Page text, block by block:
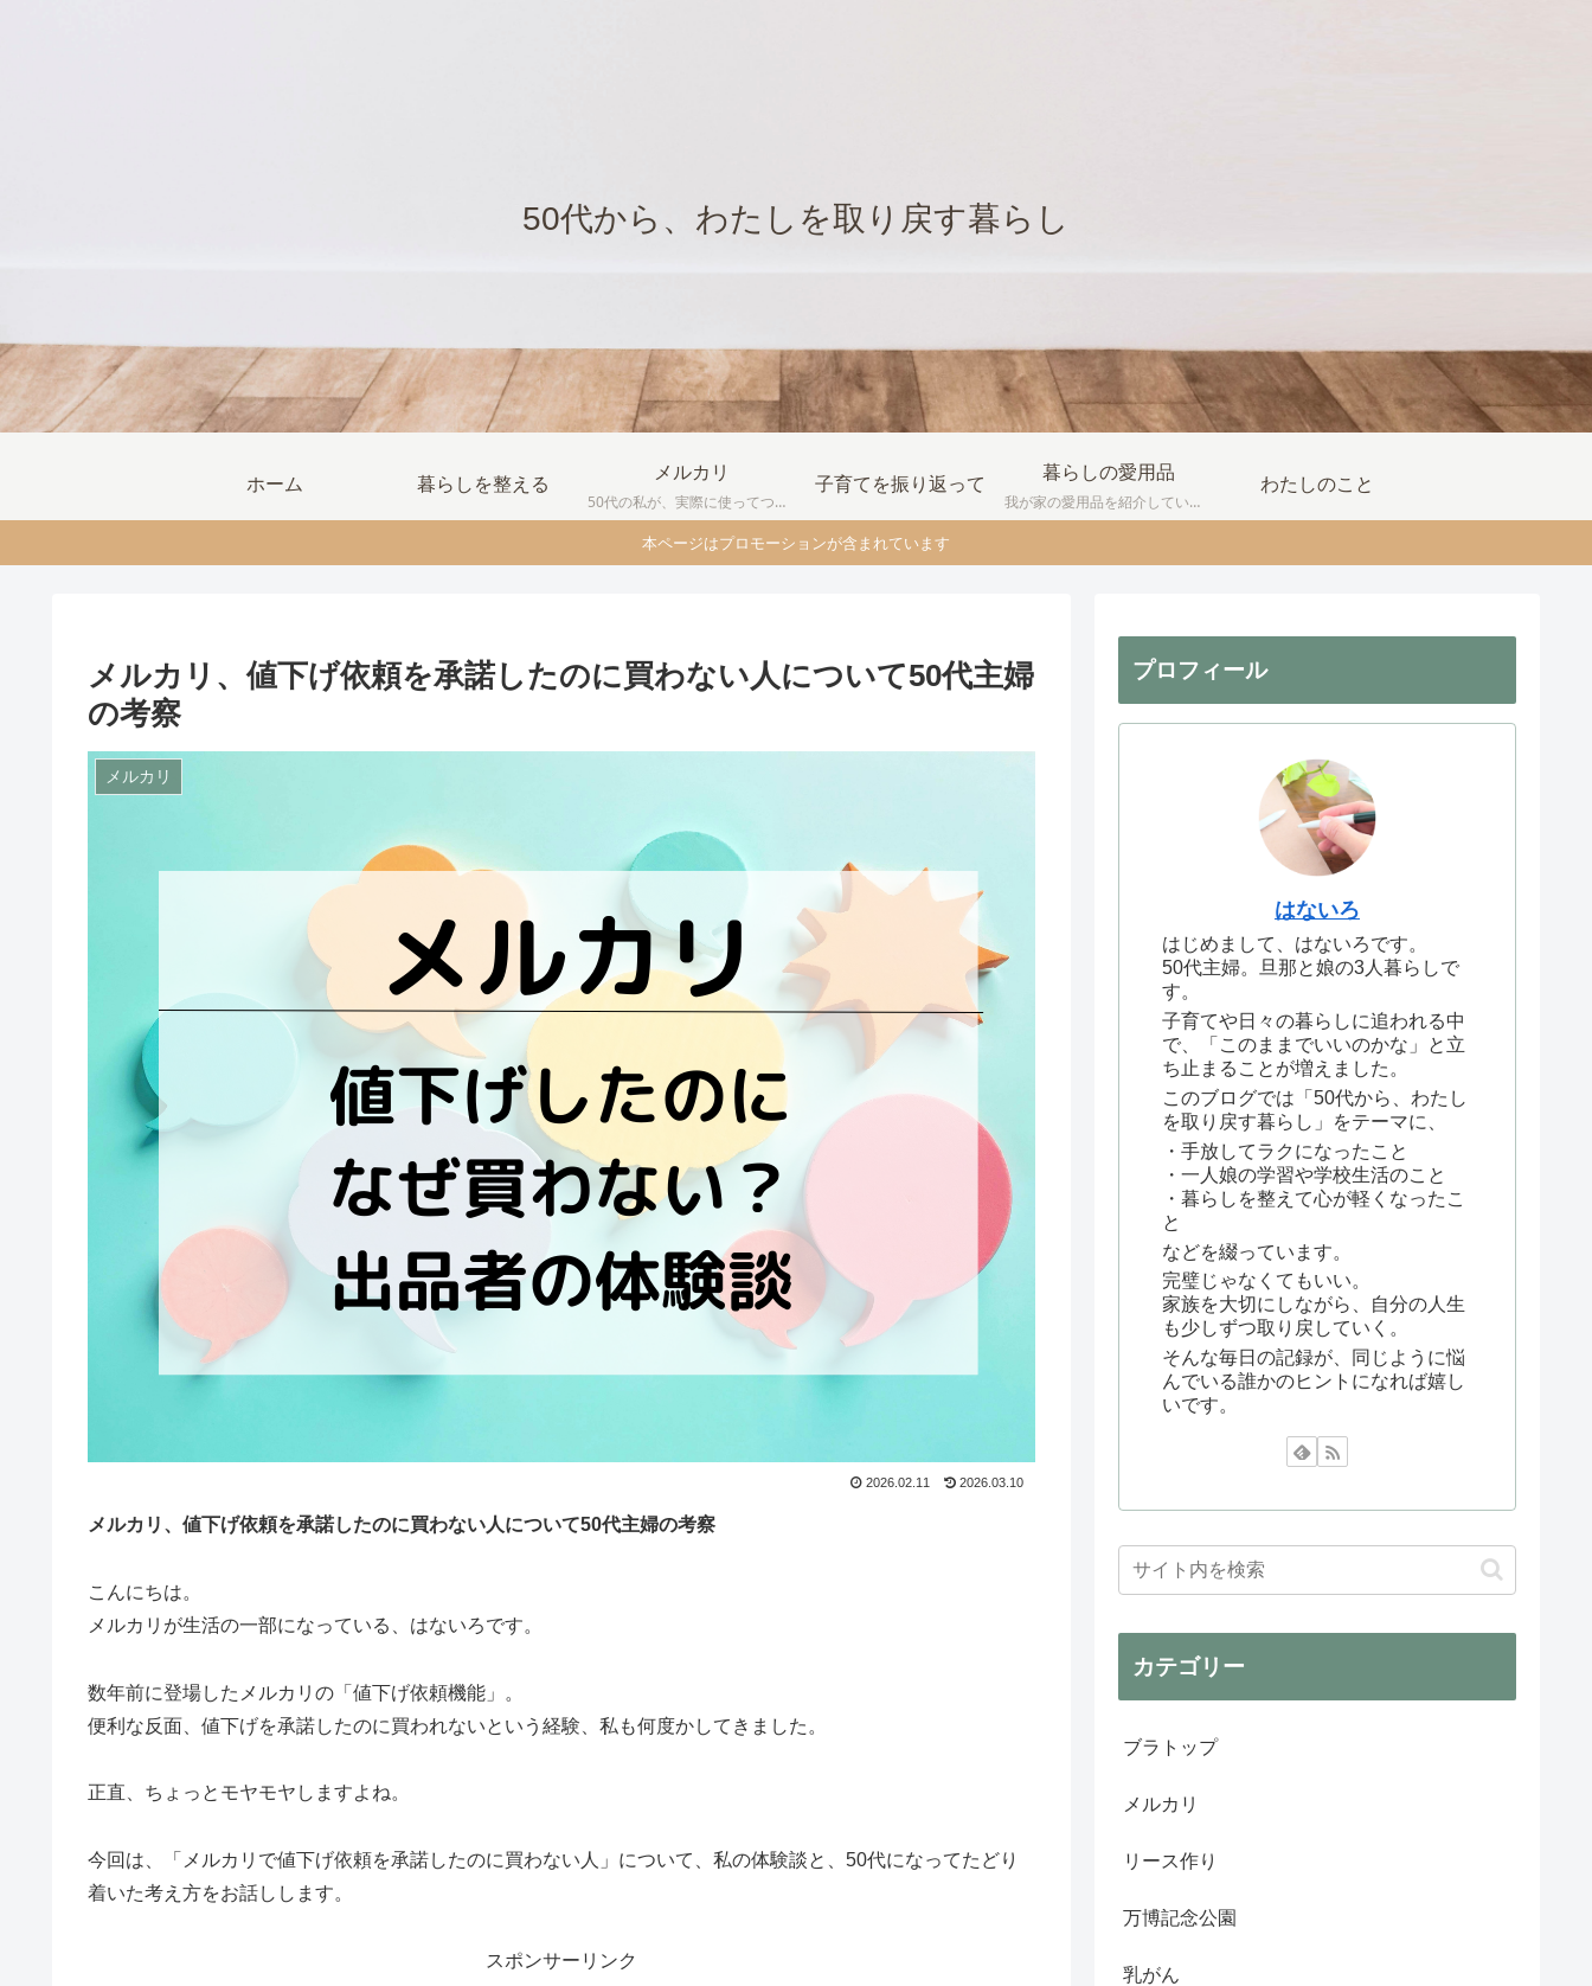
50代から、わたしを取り戻す暮らし
ホーム 暮らしを整える
メルカリ
50代の私が、実際に使ってつまずいたり、失敗したりしながら学んだ メルカリの体験談をまとめています。
子育てを振り返って
暮らしの愛用品
我が家の愛用品を紹介しています。買って良かった物、実際に使ってみてよかった点などの感想も書いています
わたしのこと
本ページはプロモーションが含まれています
メルカリ、値下げ依頼を承諾したのに買わない人について50代主婦
の考察
メルカリ
2026.02.11 2026.03.10
メルカリ、値下げ依頼を承諾したのに買わない人について50代主婦の考察
こんにちは。
メルカリが生活の一部になっている、はないろです。
数年前に登場したメルカリの「値下げ依頼機能」。
便利な反面、値下げを承諾したのに買われないという経験、私も何度かしてきました。
正直、ちょっとモヤモヤしますよね。
今回は、「メルカリで値下げ依頼を承諾したのに買わない人」について、私の体験談と、50代になってたどり
着いた考え方をお話しします。
スポンサーリンク
プロフィール
はないろ
はじめまして、はないろです。
50代主婦。旦那と娘の3人暮らしで
す。
子育てや日々の暮らしに追われる中
で、「このままでいいのかな」と立
ち止まることが増えました。
このブログでは「50代から、わたし
を取り戻す暮らし」をテーマに、
・手放してラクになったこと
・一人娘の学習や学校生活のこと
・暮らしを整えて心が軽くなったこ
と
などを綴っています。
完璧じゃなくてもいい。
家族を大切にしながら、自分の人生
も少しずつ取り戻していく。
そんな毎日の記録が、同じように悩
んでいる誰かのヒントになれば嬉し
いです。
カテゴリー
ブラトップ
メルカリ
リース作り
万博記念公園
乳がん